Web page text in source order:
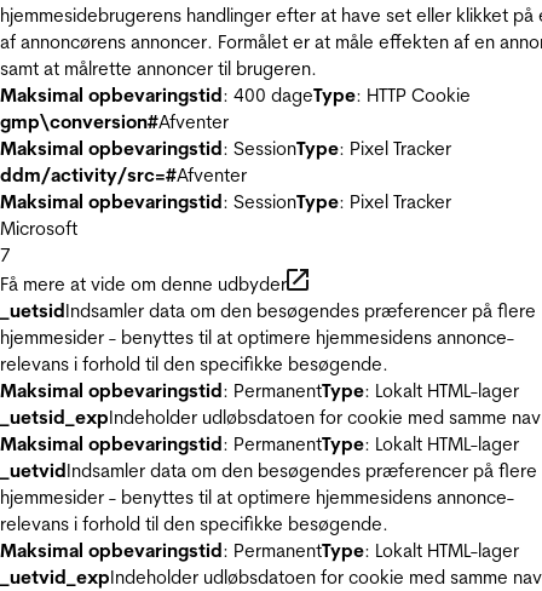
hjemmesidebrugerens handlinger efter at have set eller klikket på
af annoncørens annoncer. Formålet er at måle effekten af en
samt at målrette annoncer til brugeren.
Maksimal opbevaringstid: 400 dageType: HTTP Cookie
gmp\conversion#Afventer
Maksimal opbevaringstid: SessionType: Pixel Tracker
ddm/activity/src=#Afventer
Maksimal opbevaringstid: SessionType: Pixel Tracker
Microsoft
7
Få mere at vide om denne udbyder
_uetsidIndsamler data om den besøgendes præferencer på flere
hjemmesider - benyttes til at optimere hjemmesidens annonce-
relevans i forhold til den specifikke besøgende.
Maksimal opbevaringstid: PermanentType: Lokalt HTML-lager
_uetsid_expIndeholder udløbsdatoen for cookie med samme
Maksimal opbevaringstid: PermanentType: Lokalt HTML-lager
_uetvidIndsamler data om den besøgendes præferencer på flere
hjemmesider - benyttes til at optimere hjemmesidens annonce-
relevans i forhold til den specifikke besøgende.
Maksimal opbevaringstid: PermanentType: Lokalt HTML-lager
_uetvid_expIndeholder udløbsdatoen for cookie med samme